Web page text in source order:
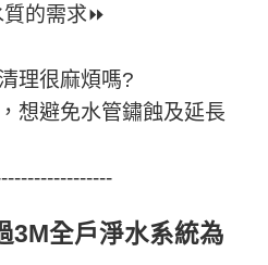
的需求⏩
理很麻煩嗎?
想避免水管鏽蝕及延長
3M全戶淨水系統為